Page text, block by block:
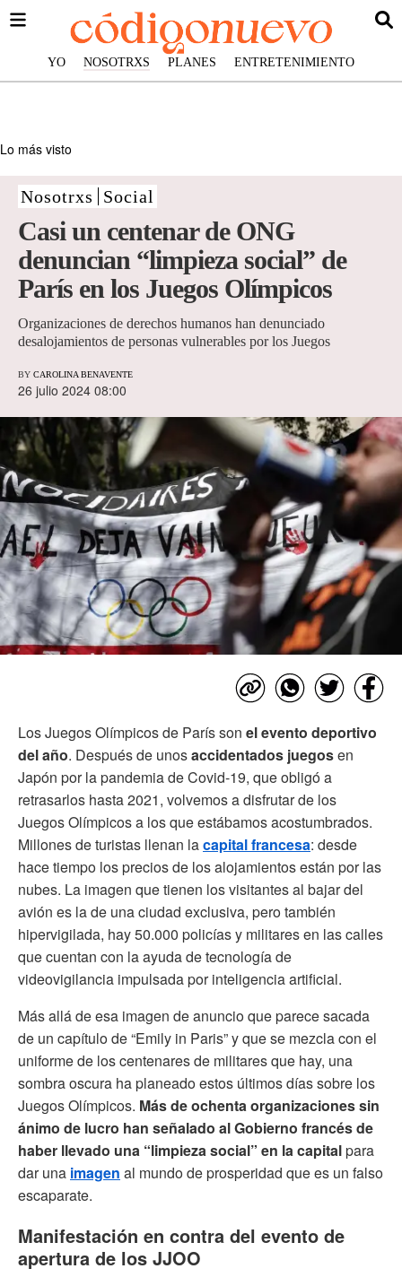
YO NOSOTRXS PLANES ENTRETENIMIENTO
Lo más visto
Nosotrxs Social
Casi un centenar de ONG
denuncian “limpieza social” de
París en los Juegos Olímpicos
Organizaciones de derechos humanos han denunciado
desalojamientos de personas vulnerables por los Juegos
BY CAROLINA BENAVENTE
26 julio 2024 08:00
Los Juegos Olímpicos de París son el evento deportivo
del año. Después de unosaccidentados juegosen
Japón por la pandemia de Covid-19, que obligó a
retrasarlos hasta 2021, volvemos a disfrutar de los
Juegos Olímpicos a los que estábamos acostumbrados.
Millones de turistas llenan lacapital francesa: desde
hace tiempo los precios de los alojamientos están por las
nubes. La imagen que tienen los visitantes al bajar del
avión es la de una ciudad exclusiva, pero también
hipervigilada, hay 50.000 policías y militares en las calles
que cuentan con la ayuda de tecnología de
videovigilancia impulsada por inteligencia artificial.
Más allá de esa imagen de anuncio que parece sacada
de un capítulo de “Emily in Paris” y que se mezcla con el
uniforme de los centenares de militares que hay, una
sombra oscura ha planeado estos últimos días sobre los
Juegos Olímpicos. Más de ochenta organizaciones sin
ánimo de lucro han señalado al Gobierno francés de
haber llevado una “limpieza social” en la capitalpara
dar una imagen al mundo de prosperidad que es un falso
escaparate.
Manifestación en contra del evento de
apertura de los JJOO